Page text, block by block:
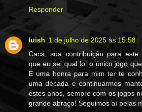
Responder
luish 1 de julho de 2025 às 15:58
Cacá, sua contribuição para
que eu sei qual foi o único jogo
É uma honra para mim ter te
uma década e continuarmos
estes anos, sempre com os jogos
grande abraço! Seguimos aí pelas